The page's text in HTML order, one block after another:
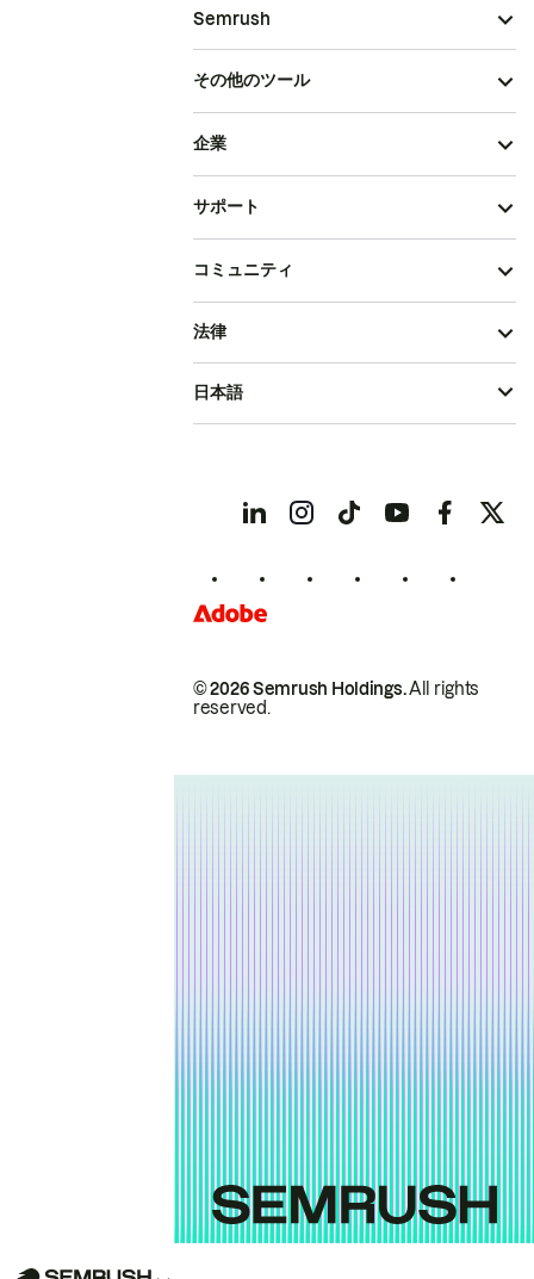
Semrush
その他のツール
企業
サポート
コミュニティ
© 2026 Semrush Holdings.All rights
reserved.
法律
日本語